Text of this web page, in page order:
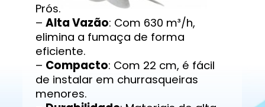
Prós:
– Alta Vazão: Com 630 m³/h,
elimina a fumaça de forma
eficiente.
– Compacto: Com 22 cm, é fácil
de instalar em churrasqueiras
menores.